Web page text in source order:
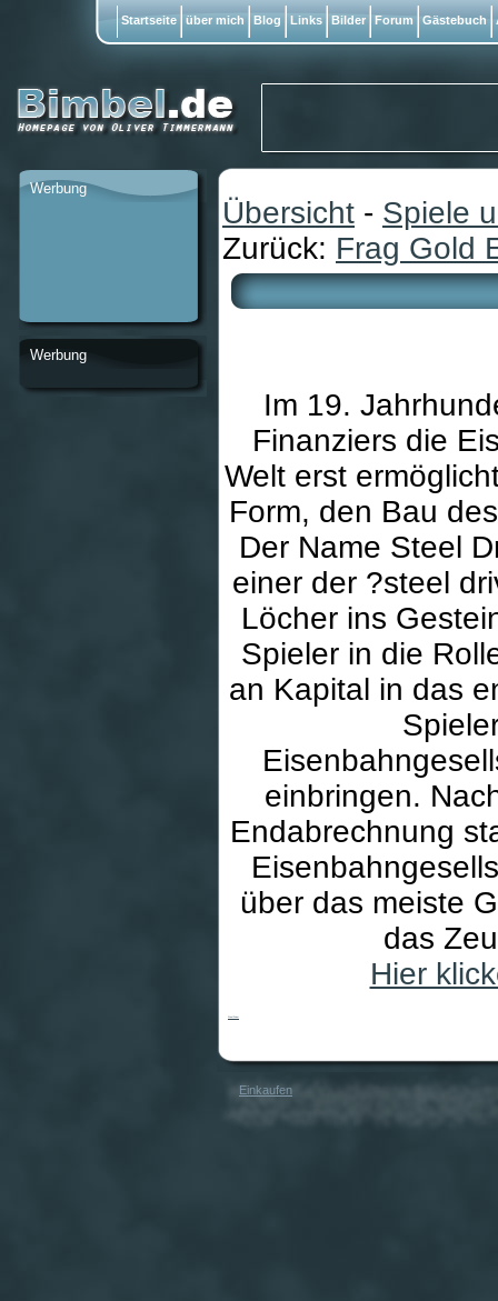
Übersicht - Spiele
Zurück: Frag Gold
Im 19.
Finanziers die
Welt erst
Form, den Bau
Der Name Steel
einer der ?steel
Löcher ins
Spieler in die
an Kapital in das
einbringen.
Endabrechnung
über das meiste
das
Hier
Einkaufen
Werbung
Werbung
Startseite über mich Blog Links Bilder Forum Gästebuch